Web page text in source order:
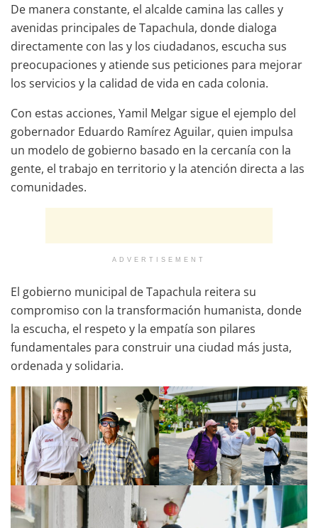
De manera constante, el alcalde camina las calles y
avenidas principales de Tapachula, donde dialoga
directamente con las y los ciudadanos, escucha sus
preocupaciones y atiende sus peticiones para mejorar
los servicios y la calidad de vida en cada colonia.
Con estas acciones, Yamil Melgar sigue el ejemplo del
gobernador Eduardo Ramírez Aguilar, quien impulsa
un modelo de gobierno basado en la cercanía con la
gente, el trabajo en territorio y la atención directa a las
comunidades.
ADVERTISEMENT
El gobierno municipal de Tapachula reitera su
compromiso con la transformación humanista, donde
la escucha, el respeto y la empatía son pilares
fundamentales para construir una ciudad más justa,
ordenada y solidaria.